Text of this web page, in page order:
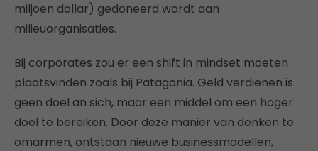
miljoen dollar) gedoneerd wordt aan
milieuorganisaties.
Bij corporates zou er een shift in mindset moeten
plaatsvinden zoals bij Patagonia. Geld verdienen is
geen doel an sich, maar een middel om een hoger
doel te bereiken. Door deze manier van denken te
omarmen, ontstaan nieuwe businessmodellen,